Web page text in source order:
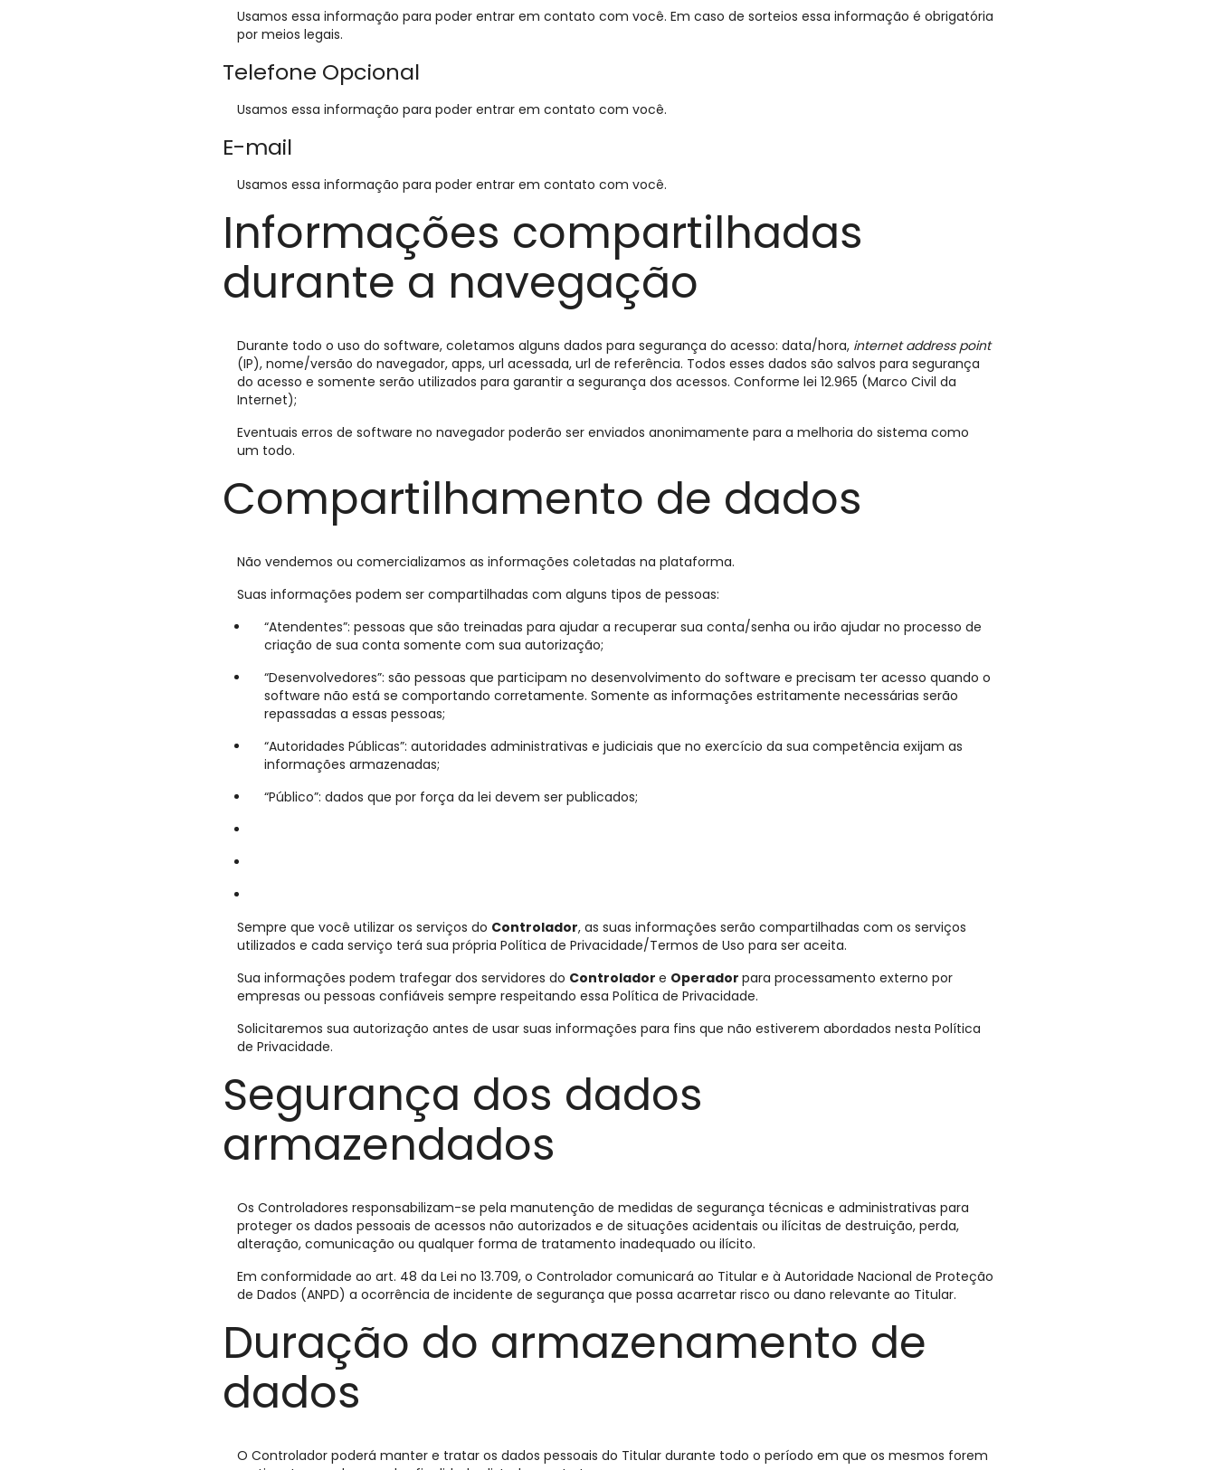
Usamos essa informação para poder entrar em contato com você. Em caso de sorteios essa informação é obrigatória
por meios legais.
Telefone Opcional
Usamos essa informação para poder entrar em contato com você.
E-mail
Usamos essa informação para poder entrar em contato com você.
Informações compartilhadas
durante a navegação
Durante todo o uso do software, coletamos alguns dados para segurança do acesso: data/hora, internet address point
(IP), nome/versão do navegador, apps, url acessada, url de referência. Todos esses dados são salvos para segurança
do acesso e somente serão utilizados para garantir a segurança dos acessos. Conforme lei 12.965 (Marco Civil da
Internet);
Eventuais erros de software no navegador poderão ser enviados anonimamente para a melhoria do sistema como
um todo.
Compartilhamento de dados
Não vendemos ou comercializamos as informações coletadas na plataforma.
Suas informações podem ser compartilhadas com alguns tipos de pessoas:
“Atendentes”: pessoas que são treinadas para ajudar a recuperar sua conta/senha ou irão ajudar no processo de
criação de sua conta somente com sua autorização;
“Desenvolvedores”: são pessoas que participam no desenvolvimento do software e precisam ter acesso quando o
software não está se comportando corretamente. Somente as informações estritamente necessárias serão
repassadas a essas pessoas;
“Autoridades Públicas”: autoridades administrativas e judiciais que no exercício da sua competência exijam as
informações armazenadas;
“Público”: dados que por força da lei devem ser publicados;
Sempre que você utilizar os serviços do Controlador, as suas informações serão compartilhadas com os serviços
utilizados e cada serviço terá sua própria Política de Privacidade/Termos de Uso para ser aceita.
Sua informações podem trafegar dos servidores do Controlador e Operador para processamento externo por
empresas ou pessoas confiáveis sempre respeitando essa Política de Privacidade.
Solicitaremos sua autorização antes de usar suas informações para fins que não estiverem abordados nesta Política
de Privacidade.
Segurança dos dados
armazendados
Os Controladores responsabilizam-se pela manutenção de medidas de segurança técnicas e administrativas para
proteger os dados pessoais de acessos não autorizados e de situações acidentais ou ilícitas de destruição, perda,
alteração, comunicação ou qualquer forma de tratamento inadequado ou ilícito.
Em conformidade ao art. 48 da Lei no 13.709, o Controlador comunicará ao Titular e à Autoridade Nacional de Proteção
de Dados (ANPD) a ocorrência de incidente de segurança que possa acarretar risco ou dano relevante ao Titular.
Duração do armazenamento de
dados
O Controlador poderá manter e tratar os dados pessoais do Titular durante todo o período em que os mesmos forem